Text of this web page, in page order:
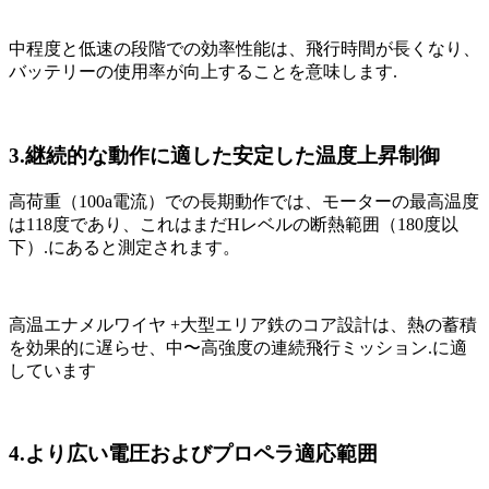
中程度と低速の段階での効率性能は、飛行時間が長くなり、
バッテリーの使用率が向上することを意味します.
3.継続的な動作に適した安定した温度上昇制御
高荷重（100a電流）での長期動作では、モーターの最高温度
は118度であり、これはまだHレベルの断熱範囲（180度以
下）.にあると測定されます。
高温エナメルワイヤ +大型エリア鉄のコア設計は、熱の蓄積
を効果的に遅らせ、中〜高強度の連続飛行ミッション.に適
しています
4.より広い電圧およびプロペラ適応範囲